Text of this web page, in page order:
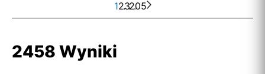
123
. . .205
2458 Wyniki